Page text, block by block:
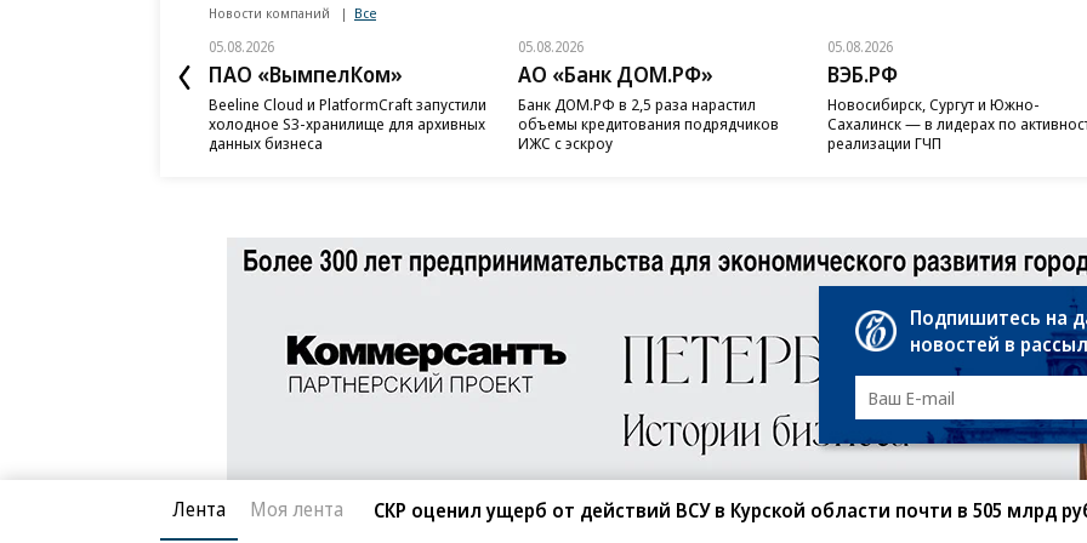
Новости компаний Все
05.08.2026
ПАО «ВымпелКом»
Beeline Cloud и PlatformCraft запустили
холодное S3-хранилище для архивных
данных бизнеса
05.08.2026
АО «Банк ДОМ.РФ»
Банк ДОМ.РФ в 2,5 раза нарастил
объемы кредитования подрядчиков
ИЖС с эскроу
05.08.2026
ВЭБ.РФ
Новосибирск, Сургут и Южно-
Сахалинск — в лидерах по
реализации ГЧП
Лента Моя лента СКР оценил ущерб от действий ВСУ в Курской области почти в 505 млрд
Подпишитесь на
новостей в